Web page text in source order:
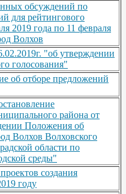
обсуждений по
для рейтингового
2019 года по 11 февраля
Волхов
"об утверждении
голосования"
об отборе предложений
района от
Положения об
Волхов Волховского
области по
среды"
создания
году